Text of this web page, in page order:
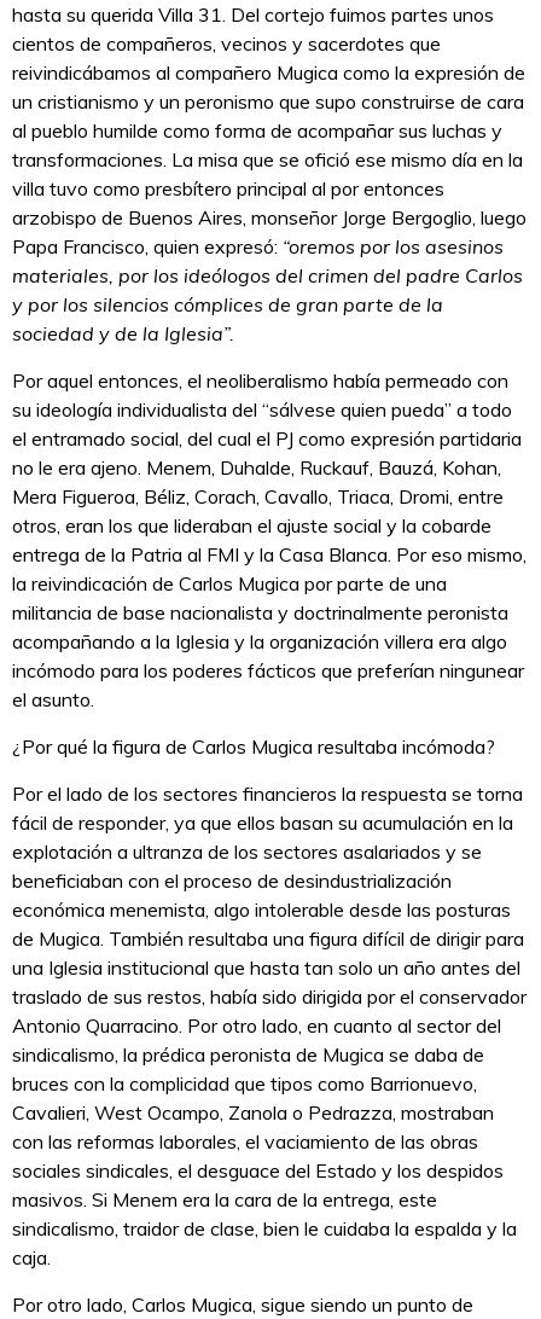
hasta su querida Villa 31. Del cortejo fuimos partes unos
cientos de compañeros, vecinos y sacerdotes que
reivindicábamos al compañero Mugica como la expresión de
un cristianismo y un peronismo que supo construirse de cara
al pueblo humilde como forma de acompañar sus luchas y
transformaciones. La misa que se ofició ese mismo día en la
villa tuvo como presbítero principal al por entonces
arzobispo de Buenos Aires, monseñor Jorge Bergoglio, luego
Papa Francisco, quien expresó: “oremos por los asesinos
materiales, por los ideólogos del crimen del padre Carlos
y por los silencios cómplices de gran parte de la
sociedad y de la Iglesia”.
Por aquel entonces, el neoliberalismo había permeado con
su ideología individualista del “sálvese quien pueda” a todo
el entramado social, del cual el PJ como expresión partidaria
no le era ajeno. Menem, Duhalde, Ruckauf, Bauzá, Kohan,
Mera Figueroa, Béliz, Corach, Cavallo, Triaca, Dromi, entre
otros, eran los que lideraban el ajuste social y la cobarde
entrega de la Patria al FMI y la Casa Blanca. Por eso mismo,
la reivindicación de Carlos Mugica por parte de una
militancia de base nacionalista y doctrinalmente peronista
acompañando a la Iglesia y la organización villera era algo
incómodo para los poderes fácticos que preferían ningunear
el asunto.
¿Por qué la figura de Carlos Mugica resultaba incómoda?
Por el lado de los sectores financieros la respuesta se torna
fácil de responder, ya que ellos basan su acumulación en la
explotación a ultranza de los sectores asalariados y se
beneficiaban con el proceso de desindustrialización
económica menemista, algo intolerable desde las posturas
de Mugica. También resultaba una figura difícil de dirigir para
una Iglesia institucional que hasta tan solo un año antes del
traslado de sus restos, había sido dirigida por el conservador
Antonio Quarracino. Por otro lado, en cuanto al sector del
sindicalismo, la prédica peronista de Mugica se daba de
bruces con la complicidad que tipos como Barrionuevo,
Cavalieri, West Ocampo, Zanola o Pedrazza, mostraban
con las reformas laborales, el vaciamiento de las obras
sociales sindicales, el desguace del Estado y los despidos
masivos. Si Menem era la cara de la entrega, este
sindicalismo, traidor de clase, bien le cuidaba la espalda y la
caja.
Por otro lado, Carlos Mugica, sigue siendo un punto de